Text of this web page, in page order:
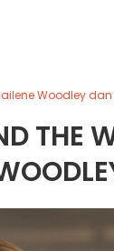
Woodley
THE